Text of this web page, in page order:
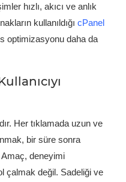
hızlı, akıcı ve anlık
kullanıldığı cPanel
optimizasyonu daha da
Her tıklamada uzun ve
bir süre sonra
Amaç, deneyimi
çalmak değil. Sadeliği ve